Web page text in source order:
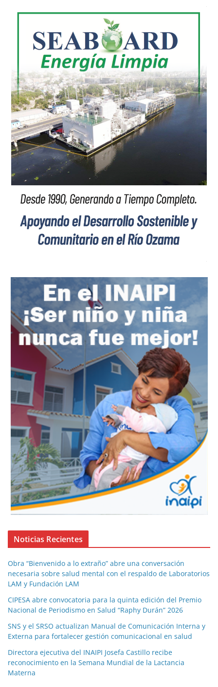
Noticias Recientes
Obra “Bienvenido a lo extraño” abre una conversación
necesaria sobre salud mental con el respaldo de Laboratorios
LAM y Fundación LAM
CIPESA abre convocatoria para la quinta edición del Premio
Nacional de Periodismo en Salud “Raphy Durán” 2026
SNS y el SRSO actualizan Manual de Comunicación Interna y
Externa para fortalecer gestión comunicacional en salud
Directora ejecutiva del INAIPI Josefa Castillo recibe
reconocimiento en la Semana Mundial de la Lactancia
Materna